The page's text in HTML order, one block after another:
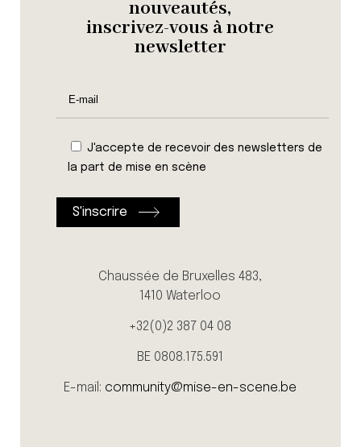
nouveautés,
inscrivez-vous à notre
newsletter
J'accepte de recevoir des newsletters de
la part de mise en scène
Chaussée de Bruxelles 483,
1410 Waterloo
+32(0)2 387 04 08
BE 0808.175.591
E-mail: community@mise-en-scene.be